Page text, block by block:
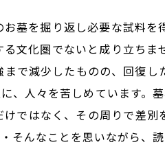
墓を掘り返し必要な試料
文化圏でないと成り立ち
で減少したものの、回復
、人々を苦しめています
ではなく、その周りで差
そんなことを思いながら、読